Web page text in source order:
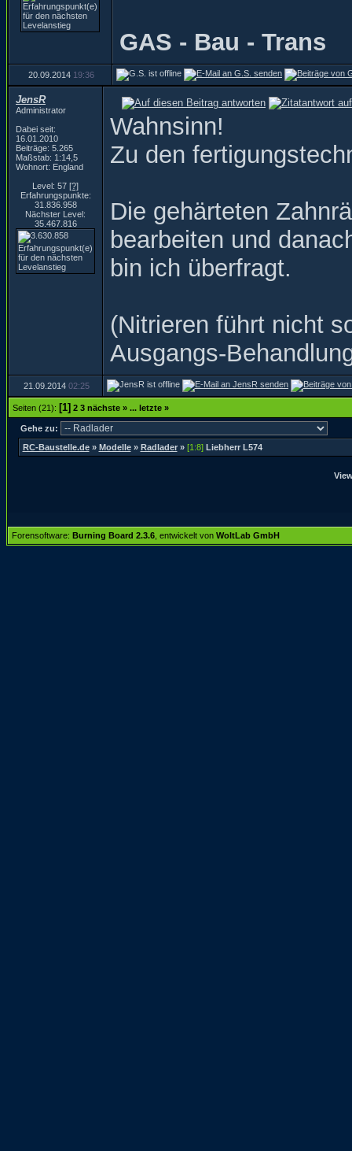
GAS - Bau - Trans
20.09.2014 19:36
JensR
Administrator
Dabei seit:
16.01.2010
Beiträge: 5.265
Maßstab: 1:14,5
Wohnort: England
Level: 57 [?]
Erfahrungspunkte:
31.836.958
Nächster Level:
35.467.816
Wahnsinn!
Zu den
Die gehärteten
bearbeiten und
bin ich überfragt.
(Nitrieren führt nicht
Ausgangs-
21.09.2014 02:25
Seiten (21): [1] 2 3 nächste » ... letzte »
Gehe zu:
RC-Baustelle.de» Modelle» Radlader» [1:8] Liebherr L574
Forensoftware: Burning Board 2.3.6 , entwickelt von WoltLab GmbH